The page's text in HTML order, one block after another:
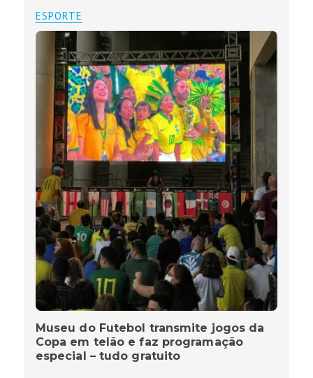
ESPORTE
Museu do Futebol transmite jogos da
Copa em telão e faz programação
especial – tudo gratuito